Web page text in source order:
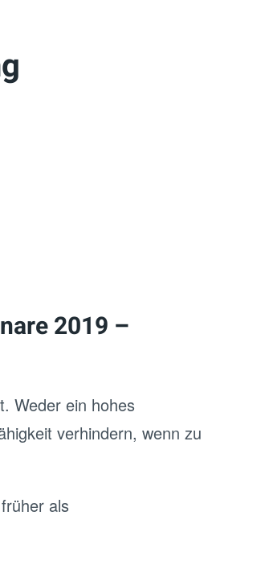
2019 –
Weder ein hohes
verhindern, wenn zu
als